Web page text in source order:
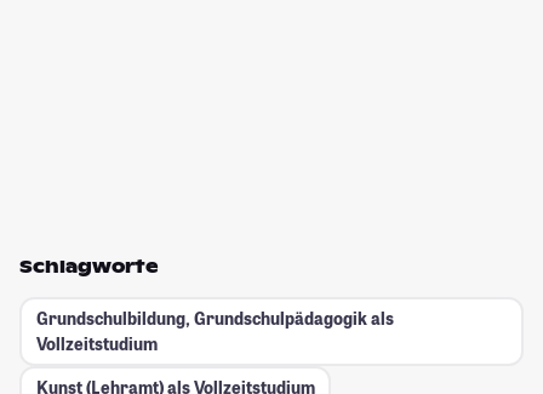
Schlagworte
Grundschulbildung, Grundschulpädagogik als
Vollzeitstudium
Kunst (Lehramt) als Vollzeitstudium